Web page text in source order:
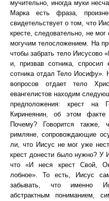
мучительно, иногда муки
Марка есть фраза,
свидетельствует о том, что
кресте, следовательно, не
могучим телосложением. На
чтобы забрать тело Иисусово
и, призвав сотника,
сотника отдал Тело
вопросов отдает тело
евангелистов находим
предположения: крест на
Киринеянин, об этом
Почему? Говорится также,
римляне, сопровождающие
ли, что Иисус не мог уже
крест донести было нужно? У
что «И неся крест Свой,
лобное». То есть, Иисус
забывать, что именно
абстрактным пониманием,